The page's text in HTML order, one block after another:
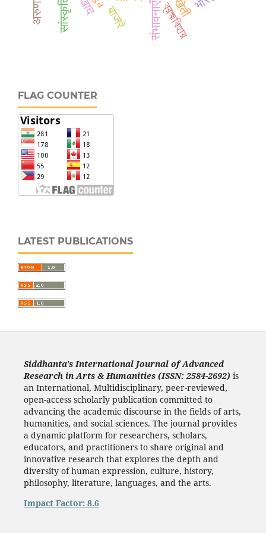
सांस्कृतिक बाजरे संभावनाएँব্রহ্মবিহার
FLAG COUNTER
LATEST PUBLICATIONS
Siddhanta's International Journal of Advanced
Research in Arts & Humanities (ISSN: 2584-2692)is
an International, Multidisciplinary, peer-reviewed,
open-access scholarly publication committed to
advancing the academic discourse in the fields of arts,
humanities, and social sciences. The journal provides
a dynamic platform for researchers, scholars,
educators, and practitioners to share original and
innovative research that explores the depth and
diversity of human expression, culture, history,
philosophy, literature, languages, and the arts.
Impact Factor: 8.6